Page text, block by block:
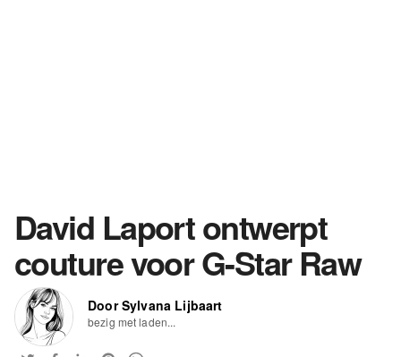
David Laport ontwerpt
couture voor G-Star Raw
Door Sylvana Lijbaart
bezig met laden...